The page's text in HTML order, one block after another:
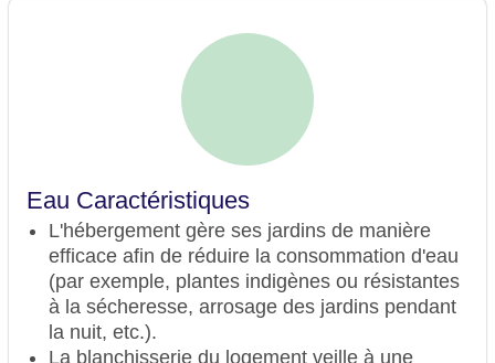
Eau Caractéristiques
L'hébergement gère ses jardins de manière
efficace afin de réduire la consommation d'eau
(par exemple, plantes indigènes ou résistantes
à la sécheresse, arrosage des jardins pendant
la nuit, etc.).
La blanchisserie du logement veille à une